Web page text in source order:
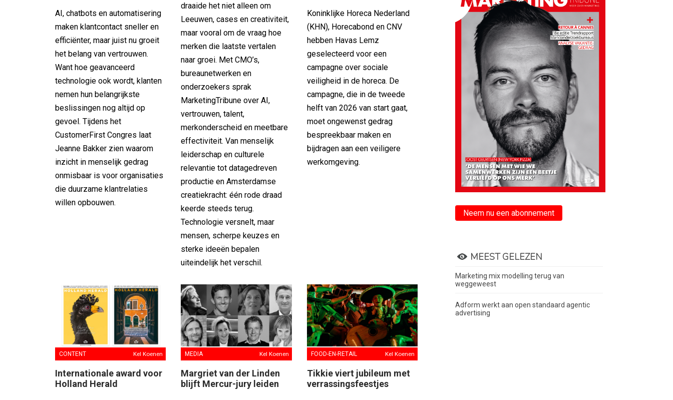
AI, chatbots en automatisering
maken klantcontact sneller en
efficiënter, maar juist nu groeit
het belang van vertrouwen.
Want hoe geavanceerd
technologie ook wordt, klanten
nemen hun belangrijkste
beslissingen nog altijd op
gevoel. Tijdens het
CustomerFirst Congres laat
Jeanne Bakker zien waarom
inzicht in menselijk gedrag
onmisbaar is voor organisaties
die duurzame klantrelaties
willen opbouwen.
draaide het niet alleen om
Leeuwen, cases en creativiteit,
maar vooral om de vraag hoe
merken die laatste vertalen
naar groei. Met CMO’s,
bureaunetwerken en
onderzoekers sprak
MarketingTribune over AI,
vertrouwen, talent,
merkonderscheid en meetbare
effectiviteit. Van menselijk
leiderschap en culturele
relevantie tot datagedreven
productie en Amsterdamse
creatiekracht: één rode draad
keerde steeds terug.
Technologie versnelt, maar
mensen, scherpe keuzes en
sterke ideeën bepalen
uiteindelijk het verschil.
Koninklijke Horeca Nederland
(KHN), Horecabond en CNV
hebben Havas Lemz
geselecteerd voor een
campagne over sociale
veiligheid in de horeca. De
campagne, die in de tweede
helft van 2026 van start gaat,
moet ongewenst gedrag
bespreekbaar maken en
bijdragen aan een veiligere
werkomgeving.
CONTENT Kel Koenen
Internationale award voor
Holland Herald
MEDIA Kel Koenen
Margriet van der Linden
blijft Mercur-jury leiden
FOOD-EN-RETAIL Kel Koenen
Tikkie viert jubileum met
verrassingsfeestjes
Neem nu een abonnement
MEEST GELEZEN
Marketing mix modelling terug van
weggeweest
Adform werkt aan open standaard agentic
advertising